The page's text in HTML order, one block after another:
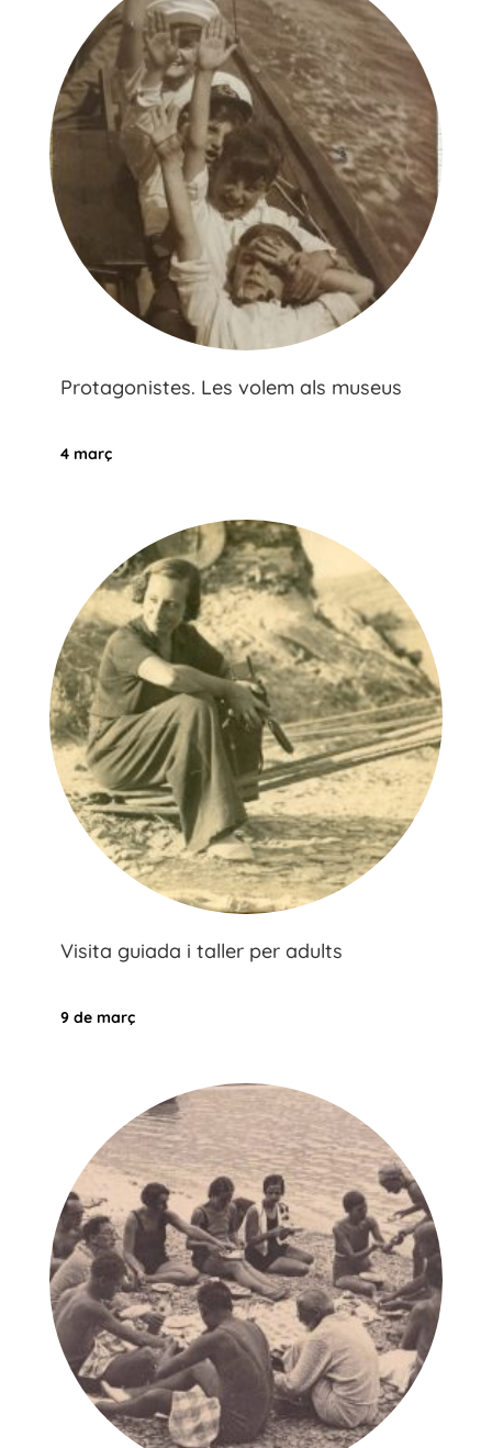
Protagonistes. Les volem als museus
4 març
Visita guiada i taller per adults
9 de març